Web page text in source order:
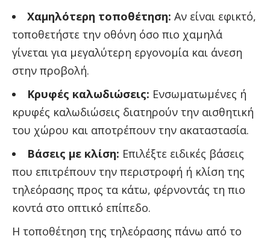
Χαμηλότερη τοποθέτηση: Αν είναι εφικτό,
τοποθετήστε την οθόνη όσο πιο χαμηλά
γίνεται για μεγαλύτερη εργονομία και άνεση
στην προβολή.
Κρυφές καλωδιώσεις: Ενσωματωμένες ή
κρυφές καλωδιώσεις διατηρούν την αισθητική
του χώρου και αποτρέπουν την ακαταστασία.
Βάσεις με κλίση: Επιλέξτε ειδικές βάσεις
που επιτρέπουν την περιστροφή ή κλίση της
τηλεόρασης προς τα κάτω, φέρνοντάς τη πιο
κοντά στο οπτικό επίπεδο.
Η τοποθέτηση της τηλεόρασης πάνω από το